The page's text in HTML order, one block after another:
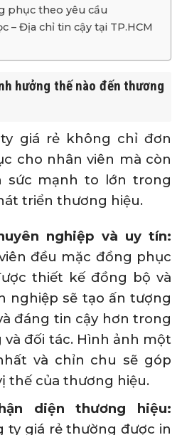
phục theo yêu cầu
– Địa chỉ tin cậy tại TP.HCM
hưởng thế nào đến thương
giá rẻ không chỉ đơn
cho nhân viên mà còn
sức mạnh to lớn trong
triển thương hiệu.
nghiệp và uy tín:
đều mặc đồng phục
thiết kế đồng bộ và
nghiệp sẽ tạo ấn tượng
đáng tin cậy hơn trong
đối tác. Hình ảnh một
và chỉn chu sẽ góp
thế của thương hiệu.
diện thương hiệu:
ty giá rẻ thường được in